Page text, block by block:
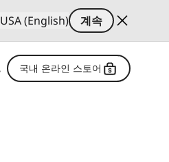
USA (English)
계속
국내 온라인 스토어